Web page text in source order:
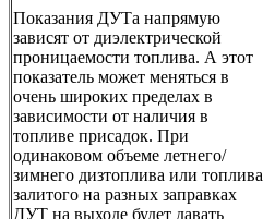
Показания ДУТа напрямую
зависят от диэлектрической
проницаемости топлива. А этот
показатель может меняться в
очень широких пределах в
зависимости от наличия в
топливе присадок. При
одинаковом объеме летнего/
зимнего дизтоплива или топлива
залитого на разных заправках
ДУТ на выходе будет давать